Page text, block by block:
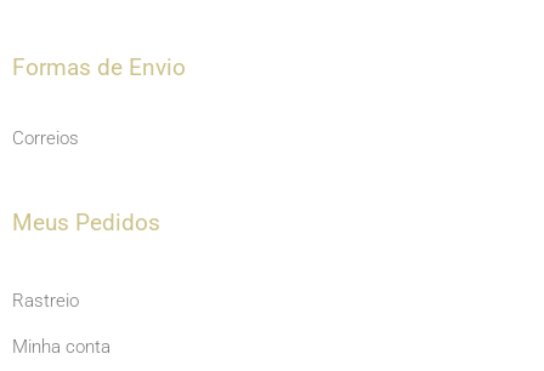
Formas de Envio
Correios
Meus Pedidos
Rastreio
Minha conta